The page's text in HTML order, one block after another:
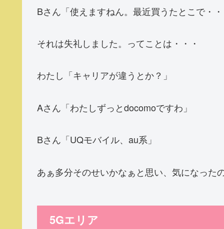
Bさん「使えますねん。最近買うたとこで・・
それは失礼しました。ってことは・・・
わたし「キャリアが違うとか？」
Aさん「わたしずっとdocomoですわ」
Bさん「UQモバイル、au系」
あぁ多分そのせいかなぁと思い、気になった
5Gエリア